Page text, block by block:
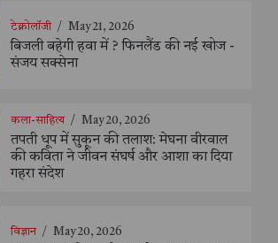
टेक्नोलॉजी / May 21, 2026
बिजली बहेगी हवा में ? फिनलैंड की नई खोज -
संजय सक्सेना
कला-साहित्य / May 20, 2026
तपती धूप में सुकून की तलाश: मेघना वीरवाल
की कविता ने जीवन संघर्ष और आशा का दिया
गहरा संदेश
विज्ञान / May 20, 2026